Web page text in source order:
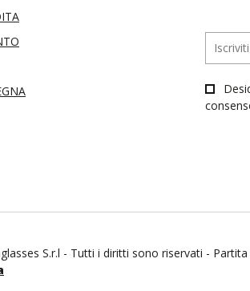
S.r.l - Tutti i diritti sono riservati -